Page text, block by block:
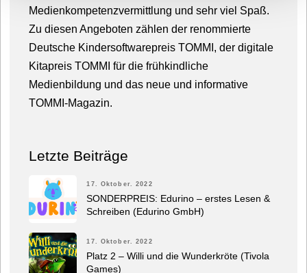
Medienkompetenzvermittlung und sehr viel Spaß.
Zu diesen Angeboten zählen der renommierte
Deutsche Kindersoftwarepreis TOMMI, der digitale
Kitapreis TOMMI für die frühkindliche
Medienbildung und das neue und informative
TOMMI-Magazin.
Letzte Beiträge
17. Oktober. 2022
SONDERPREIS: Edurino – erstes Lesen &
Schreiben (Edurino GmbH)
17. Oktober. 2022
Platz 2 – Willi und die Wunderkröte (Tivola
Games)